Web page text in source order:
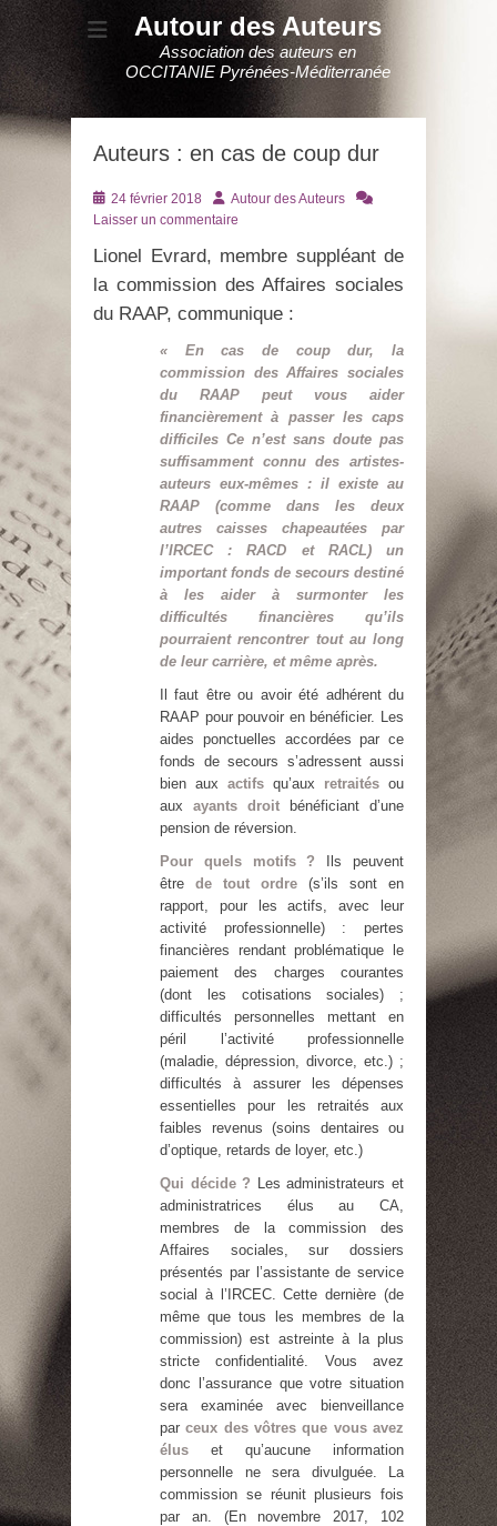
Autour des Auteurs
Association des auteurs en
OCCITANIE Pyrénées-Méditerranée
Auteurs : en cas de coup dur
Posté
le
24 février 2018 AuteurAutour des Auteurs
Laisser un commentaire
Lionel Evrard, membre suppléant de
la commission des Affaires sociales
du RAAP, communique :
« En cas de coup dur, la
commission des Affaires sociales
du RAAP peut vous aider
financièrement à passer les caps
difficiles Ce n’est sans doute pas
suffisamment connu des artistes-
auteurs eux-mêmes : il existe au
RAAP (comme dans les deux
autres caisses chapeautées par
l’IRCEC : RACD et RACL) un
important fonds de secours destiné
à les aider à surmonter les
difficultés financières qu’ils
pourraient rencontrer tout au long
de leur carrière, et même après.
Il faut être ou avoir été adhérent du
RAAP pour pouvoir en bénéficier. Les
aides ponctuelles accordées par ce
fonds de secours s’adressent aussi
bien aux actifs qu’aux retraités ou
aux ayants droit bénéficiant d’une
pension de réversion.
Pour quels motifs ? Ils peuvent
être de tout ordre (s’ils sont en
rapport, pour les actifs, avec leur
activité professionnelle) : pertes
financières rendant problématique le
paiement des charges courantes
(dont les cotisations sociales) ;
difficultés personnelles mettant en
péril l’activité professionnelle
(maladie, dépression, divorce, etc.) ;
difficultés à assurer les dépenses
essentielles pour les retraités aux
faibles revenus (soins dentaires ou
d’optique, retards de loyer, etc.)
Qui décide ? Les administrateurs et
administratrices élus au CA,
membres de la commission des
Affaires sociales, sur dossiers
présentés par l’assistante de service
social à l’IRCEC. Cette dernière (de
même que tous les membres de la
commission) est astreinte à la plus
stricte confidentialité. Vous avez
donc l’assurance que votre situation
sera examinée avec bienveillance
parceux des vôtres que vous avez
élus et qu’aucune information
personnelle ne sera divulguée. La
commission se réunit plusieurs fois
par an. (En novembre 2017, 102